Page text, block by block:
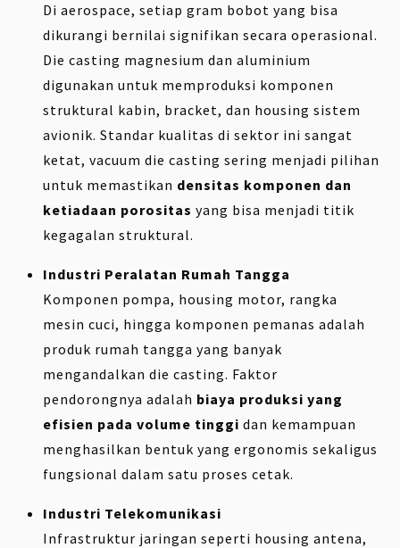
Di aerospace, setiap gram bobot yang bisa
dikurangi bernilai signifikan secara operasional.
Die casting magnesium dan aluminium
digunakan untuk memproduksi komponen
struktural kabin, bracket, dan housing sistem
avionik. Standar kualitas di sektor ini sangat
ketat, vacuum die casting sering menjadi pilihan
untuk memastikan densitas komponen dan
ketiadaan porositas yang bisa menjadi titik
kegagalan struktural.
Industri Peralatan Rumah Tangga
Komponen pompa, housing motor, rangka
mesin cuci, hingga komponen pemanas adalah
produk rumah tangga yang banyak
mengandalkan die casting. Faktor
pendorongnya adalah biaya produksi yang
efisien pada volume tinggi dan kemampuan
menghasilkan bentuk yang ergonomis sekaligus
fungsional dalam satu proses cetak.
Industri Telekomunikasi
Infrastruktur jaringan seperti housing antena,